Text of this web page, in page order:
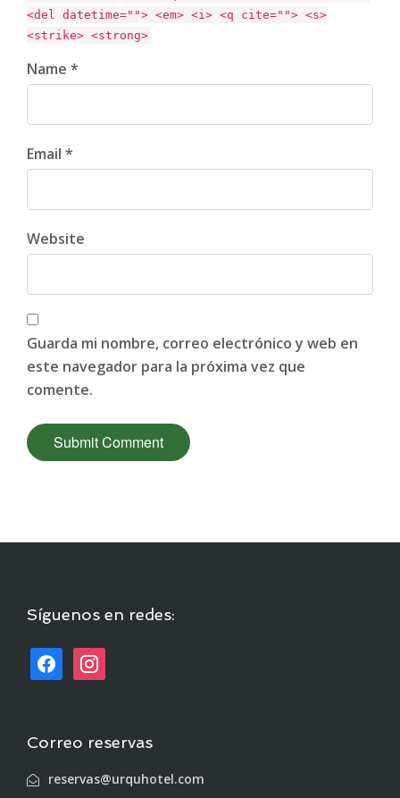
<del datetime=""> <em> <i> <q cite=""> <s>
<strike> <strong>
Name *
Email *
Website
Guarda mi nombre, correo electrónico y web en
este navegador para la próxima vez que
comente.
Síguenos en redes:
Correo reservas
reservas@urquhotel.com